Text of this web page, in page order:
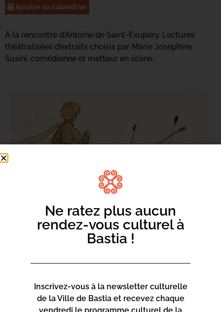
Ajouter au calendrier
À la rencontre d’Antoine de Saint-Exupéry. Lectures
théâtralisées d’extraits choisis par Marie Joséphine
Susini, comédienne et metteur en scène
Ne ratez plus aucun
rendez-vous culturel à
Bastia !
Inscrivez-vous à la newsletter culturelle
de la Ville de Bastia et recevez chaque
vendredi le programme culturel de la